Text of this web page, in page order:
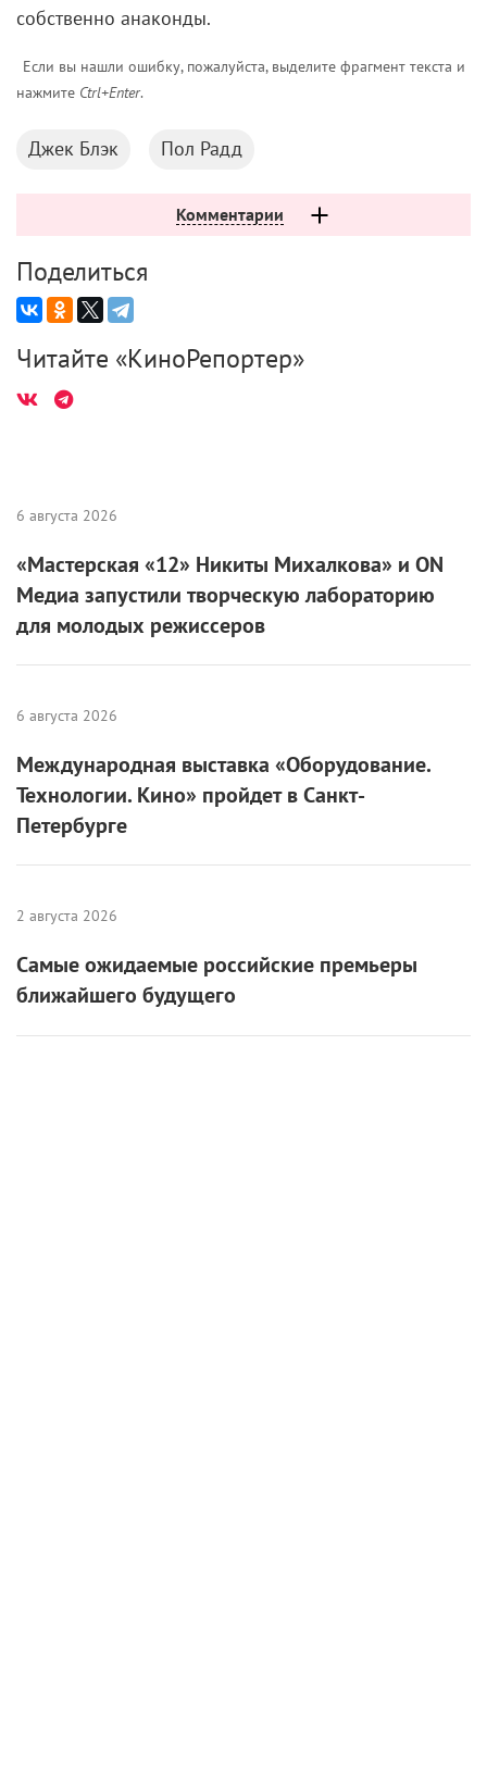
собственно анаконды.
Если вы нашли ошибку, пожалуйста, выделите фрагмент текста и
нажмите Ctrl+Enter.
Джек Блэк Пол Радд
Комментарии
Поделиться
Читайте «КиноРепортер»
6 августа 2026
«Мастерская «12» Никиты Михалкова» и ON
Медиа запустили творческую лабораторию
для молодых режиссеров
6 августа 2026
Международная выставка «Оборудование.
Технологии. Кино» пройдет в Санкт-
Петербурге
2 августа 2026
Самые ожидаемые российские премьеры
ближайшего будущего